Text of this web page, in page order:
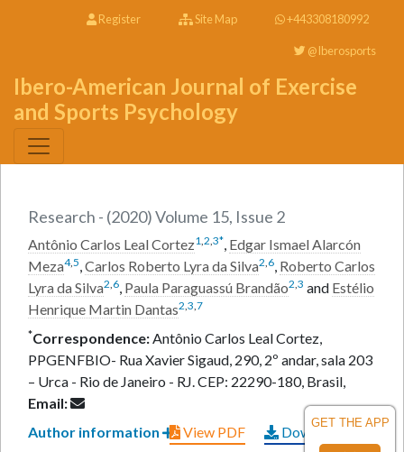
GET THE APP
Register Site Map +443308180992
@Iberosports
Ibero-American Journal of Exercise
and Sports Psychology
Research - (2020) Volume 15, Issue 2
Antônio Carlos Leal Cortez1,2,3*, Edgar Ismael Alarcón
Meza4,5,Carlos Roberto Lyra da Silva2,6, Roberto Carlos
Lyra da Silva2,6, Paula Paraguassú Brandão2,3 and Estélio
Henrique Martin Dantas2,3,7
*Correspondence:Antônio Carlos Leal Cortez,
PPGENFBIO- Rua Xavier Sigaud, 290, 2º andar, sala 203
– Urca - Rio de Janeiro - RJ. CEP: 22290-180, Brasil,
Email:
Author information
View PDF Download PDF